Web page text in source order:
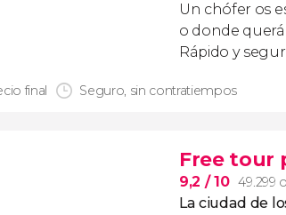
Un chófer os
o donde
Rápido y
final Seguro, sin contratiempos
Free tour
9,2 / 10 49.299
La ciudad de